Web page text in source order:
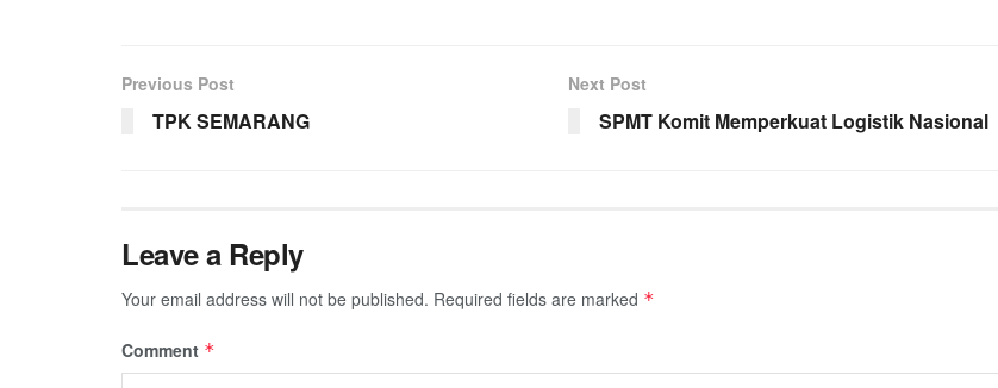
Previous Post
TPK SEMARANG
Next Post
SPMT Komit Memperkuat Logistik Nasional
Leave a Reply
Your email address will not be published. Required fields are marked *
Comment *